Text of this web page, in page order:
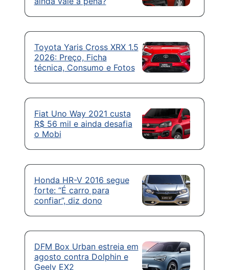
Toyota Yaris Cross XRX 1.5
2026: Preço, Ficha
técnica, Consumo e Fotos
Fiat Uno Way 2021 custa
R$ 56 mil e ainda desafia
o Mobi
Honda HR-V 2016 segue
forte: “É carro para
confiar”, diz dono
DFM Box Urban estreia em
agosto contra Dolphin e
Geely EX2